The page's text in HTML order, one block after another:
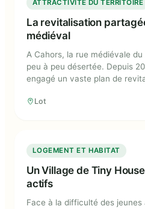
La revitalisation
ATTRACTIVITÉ DU TERRITOIRE
La revitalisation
médiéval
A Cahors, la rue médiévale
peu à peu désertée. Depuis
engagé un vaste plan de
commerciaux.
Lot
Un Village de Tiny
jeunes
LOGEMENT ET HABITAT
Un Village de Tiny
actifs
Face à la difficulté des jeunes